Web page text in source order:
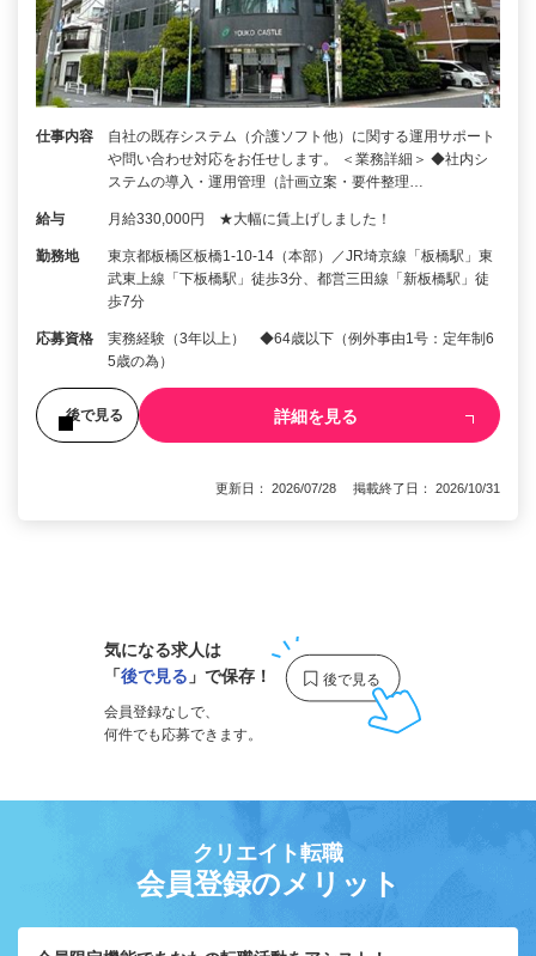
仕事内容
自社の既存システム（介護ソフト他）に関する運用サポート
や問い合わせ対応をお任せします。 ＜業務詳細＞ ◆社内シ
ステムの導入・運用管理（計画立案・要件整理…
給与 月給330,000円 ★大幅に賃上げしました！
勤務地
東京都板橋区板橋1-10-14（本部）／JR埼京線「板橋駅」東
武東上線「下板橋駅」徒歩3分、都営三田線「新板橋駅」徒
歩7分
応募資格
実務経験（3年以上） ◆64歳以下（例外事由1号：定年制6
5歳の為）
後で見る 詳細を見る
更新日： 2026/07/28 掲載終了日： 2026/10/31
気になる求人は
「後で見る 」で保存！
会員登録なしで、
何件でも応募できます。
クリエイト転職
会員登録のメリット